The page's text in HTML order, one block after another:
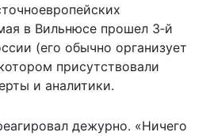
в Вильнюсе прошел 3‑й
(его обычно организует
присутствовали
и аналитики.
дежурно. «Ничего